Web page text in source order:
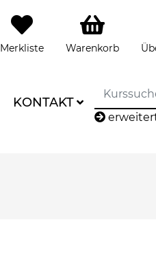
Merkliste Warenkorb
KONTAKT